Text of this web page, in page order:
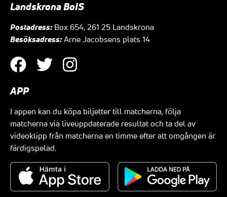
Landskrona BoIS
Postadress: Box 654, 261 25 Landskrona
Besöksadress: Arne Jacobsens plats 14
APP
I appen kan du köpa biljetter till matcherna, följa
matcherna via liveuppdaterade resultat och ta del av
videoklipp från matcherna en timme efter att omgången är
färdigspelad.